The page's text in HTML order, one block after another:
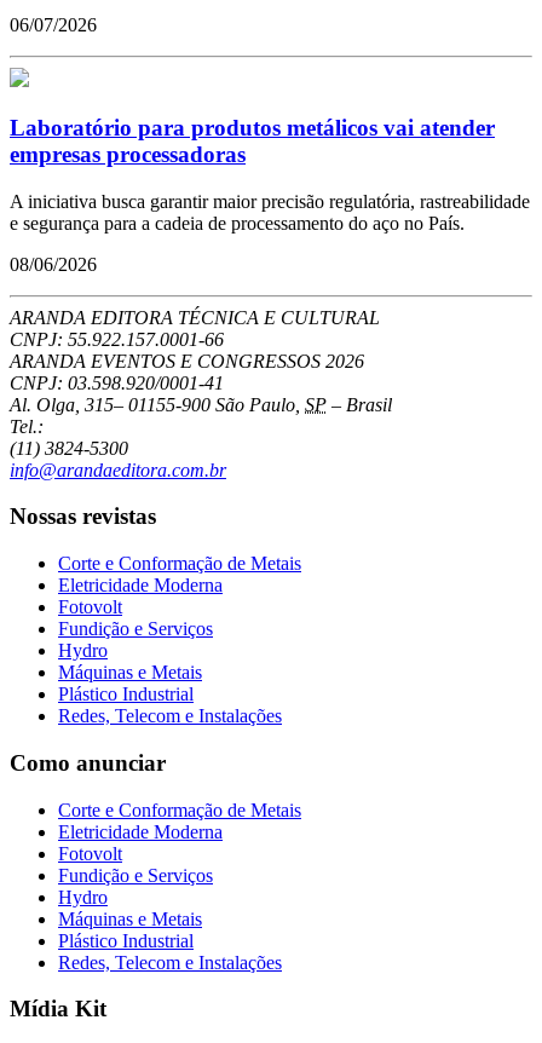
06/07/2026
Laboratório para produtos metálicos vai atender
empresas processadoras
A iniciativa busca garantir maior precisão regulatória, rastreabilidade
e segurança para a cadeia de processamento do aço no País.
08/06/2026
ARANDA EDITORA TÉCNICA E CULTURAL
CNPJ: 55.922.157.0001-66
ARANDA EVENTOS E CONGRESSOS 2026
CNPJ: 03.598.920/0001-41
Al. Olga, 315– 01155-900 São Paulo SP – Brasil
Tel.:
(11) 3824-5300
info@arandaeditora.com.br
Nossas revistas
Corte e Conformação de Metais
Eletricidade Moderna
Fotovolt
Fundição e Serviços
Hydro
Máquinas e Metais
Plástico Industrial
Redes, Telecom e Instalações
Como anunciar
Corte e Conformação de Metais
Eletricidade Moderna
Fotovolt
Fundição e Serviços
Hydro
Máquinas e Metais
Plástico Industrial
Redes, Telecom e Instalações
Mídia Kit